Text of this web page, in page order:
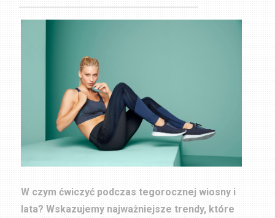
W czym ćwiczyć podczas tegorocznej wiosny i
lata? Wskazujemy najważniejsze trendy, które